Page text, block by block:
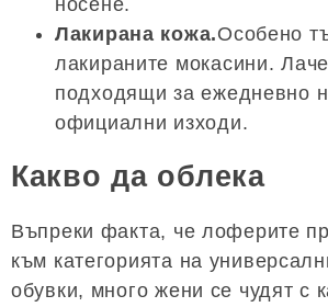
Лакирана кожа.Особено
лакираните мокасини.
подходящи за ежедневно
официални изходи.
Какво да облека
Въпреки факта, че лоферите
към категорията на
обувки, много жени се чудят с